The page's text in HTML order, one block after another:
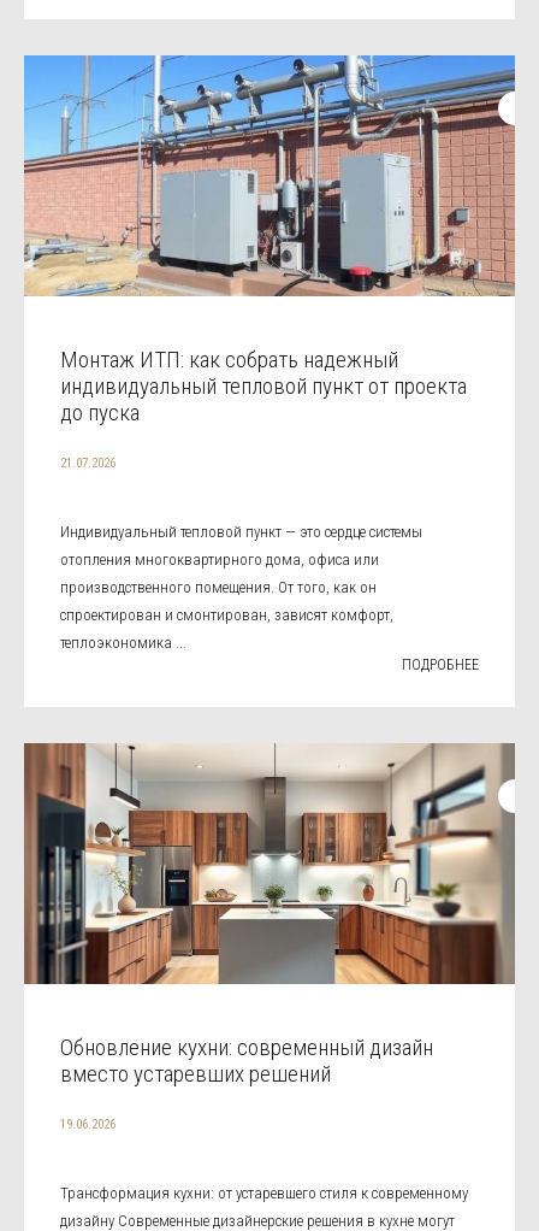
Монтаж ИТП: как собрать надежный
индивидуальный тепловой пункт от проекта
до пуска
21.07.2026
Индивидуальный тепловой пункт — это сердце системы
отопления многоквартирного дома, офиса или
производственного помещения. От того, как он
спроектирован и смонтирован, зависят комфорт,
теплоэкономика ...
ПОДРОБНЕЕ
Обновление кухни: современный дизайн
вместо устаревших решений
19.06.2026
Трансформация кухни: от устаревшего стиля к современному
дизайну Современные дизайнерские решения в кухне могут